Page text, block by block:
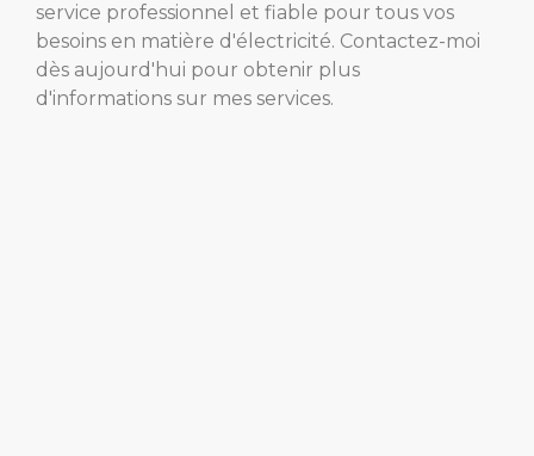
service professionnel et fiable pour tous vos
besoins en matière d'électricité. Contactez-moi
dès aujourd'hui pour obtenir plus
d'informations sur mes services.